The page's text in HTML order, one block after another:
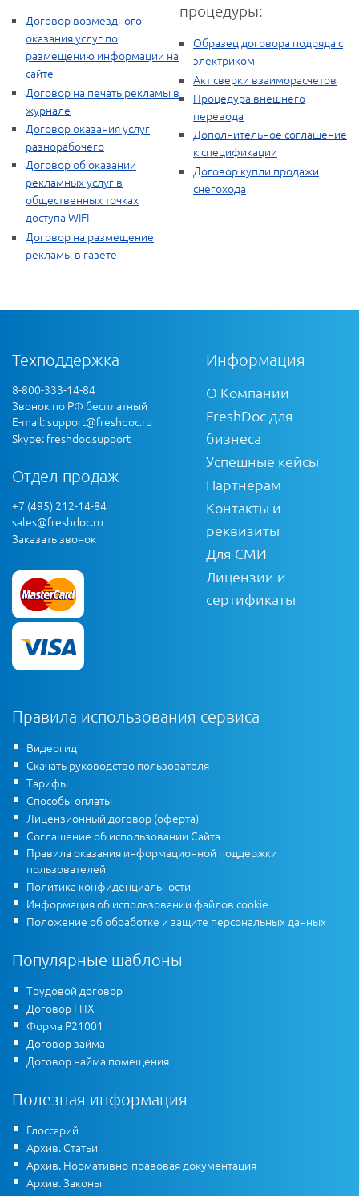
Договор возмездного
оказания услуг по
размещению информации на
сайте
Договор на печать рекламы в
журнале
Договор оказания услуг
разнорабочего
Договор об оказании
рекламных услуг в
общественных точках
доступа WIFI
Договор на размещение
рекламы в газете
процедуры:
Образец договора подряда с
электриком
Акт сверки взаиморасчетов
Процедура внешнего
перевода
Дополнительное соглашение
к спецификации
Договор купли продажи
снегохода
Техподдержка
8-800-333-14-84
Звонок по РФ бесплатный
E-mail:support@freshdoc.ru
Skype: freshdoc.support
Отдел продаж
+7 (495) 212-14-84
sales@freshdoc.ru
Заказать звонок
Информация
О Компании
FreshDoc для
бизнеса
Успешные кейсы
Партнерам
Контакты и
реквизиты
Для СМИ
Лицензии и
сертификаты
Правила использования сервиса
Видеогид
Скачать руководство пользователя
Тарифы
Способы оплаты
Лицензионный договор (оферта)
Соглашение об использовании Сайта
Правила оказания информационной поддержки
пользователей
Политика конфиденциальности
Информация об использовании файлов cookie
Положение об обработке и защите персональных данных
Популярные шаблоны
Трудовой договор
Договор ГПХ
Форма Р21001
Договор займа
Договор найма помещения
Полезная информация
Глоссарий
Архив. Статьи
Архив. Нормативно-правовая документация
Архив. Законы